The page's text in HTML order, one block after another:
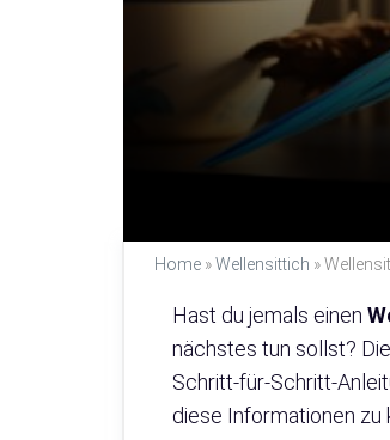
Home »Wellensittich »
Hast du jemals einen
nächstes tun sollst?
Schritt-für-Schritt-
diese Informationen